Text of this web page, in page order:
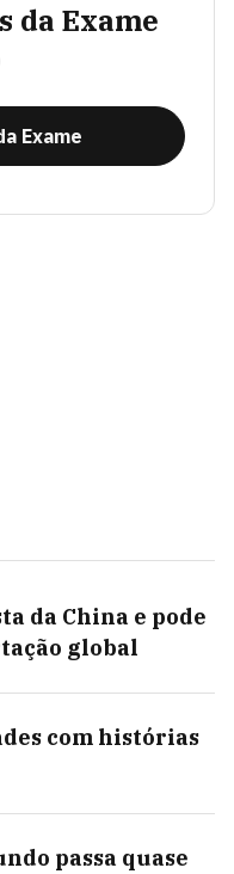
da Exame
Exame
da China e pode
global
com histórias
passa quase